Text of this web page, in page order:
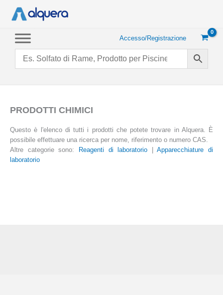
Accesso/Registrazione
PRODOTTI CHIMICI
Questo è l'elenco di tutti i prodotti che potete trovare in Alquera. È
possibile effettuare una ricerca per nome, riferimento o numero CAS.
Altre categorie sono:
Reagenti di laboratorio |Apparecchiature di
laboratorio